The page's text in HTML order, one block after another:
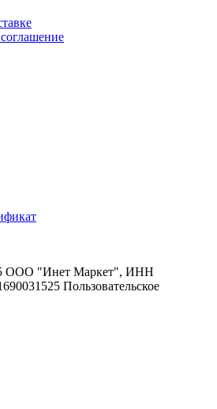
ООО "Инет Маркет", ИНН
Пользовательское